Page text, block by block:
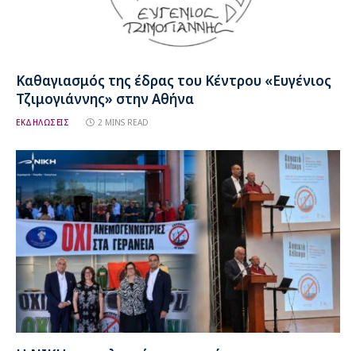
Καθαγιασμός της έδρας του Κέντρου «Ευγένιος
Τζιμογιάννης» στην Αθήνα
ΕΚΔΗΛΩΣΕΙΣ 2 MINS READ